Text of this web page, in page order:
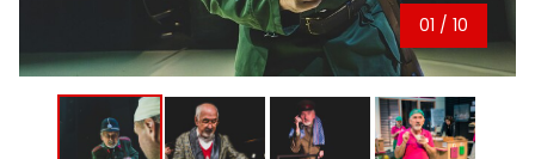
01 / 10